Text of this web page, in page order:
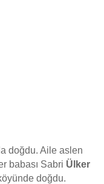
doğdu. Aile aslen
babası Sabri Ülker
doğdu.